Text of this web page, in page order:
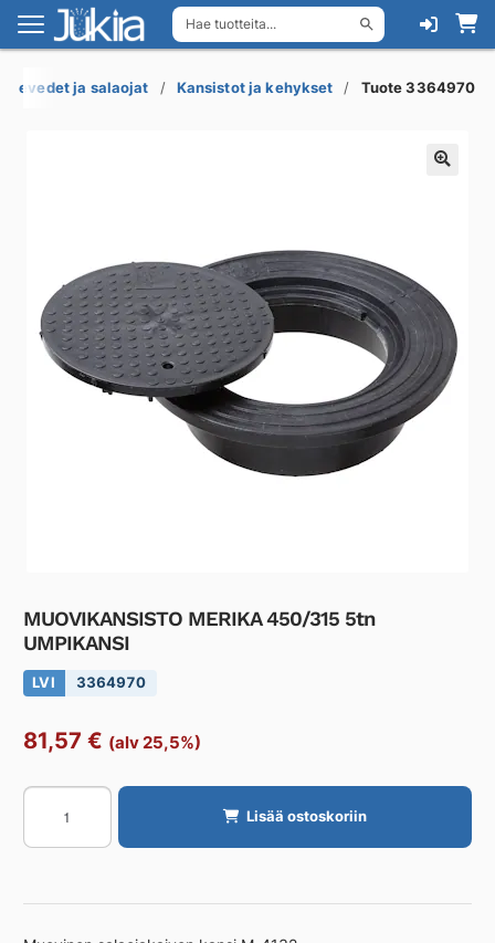
Hae tuotteita...
Siirry
navigointiin
Siirry
sisältöön
ja salaojat Kansistot ja kehykset Tuote 3364970
MUOVIKANSISTO MERIKA 450/315 5tn
UMPIKANSI
LVI 3364970
81,57 € (alv 25,5%)
MUOVIKANSISTO
MERIKA
450/315
UMPIKANSI
Lisää ostoskoriin